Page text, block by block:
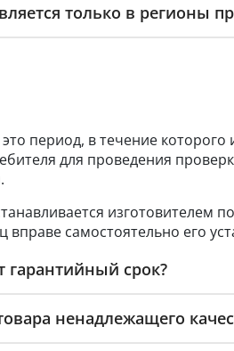
только в регионы
это период, в течение которого
для проведения
изготовителем
вправе самостоятельно его
гарантийный срок?
ненадлежащего